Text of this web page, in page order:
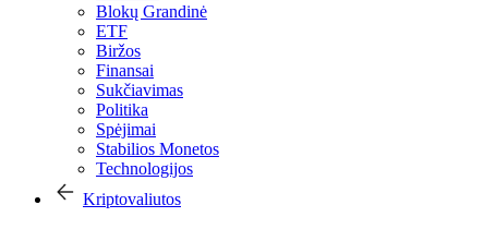
Blokų Grandinė
ETF
Biržos
Finansai
Sukčiavimas
Politika
Spėjimai
Stabilios Monetos
Technologijos
Kriptovaliutos